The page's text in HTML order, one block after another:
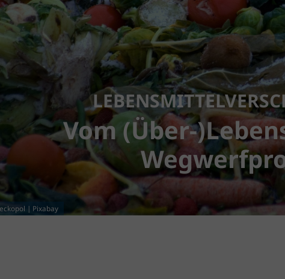
| Pixabay
Vom (Über-